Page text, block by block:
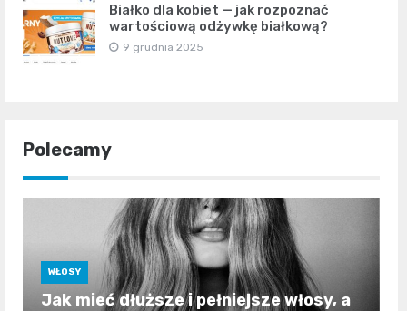
Białko dla kobiet — jak rozpoznać
wartościową odżywkę białkową?
9 grudnia 2025
Polecamy
WŁOSY
Jak mieć dłuższe i pełniejsze włosy, a